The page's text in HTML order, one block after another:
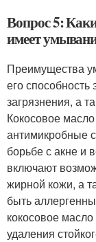
Вопрос 5:
имеет
Преимущества
его
загрязнения, а
Кокосовое
антимикробные
борьбе с акне и
включают
жирной кожи, а
быть
кокосовое
удаления